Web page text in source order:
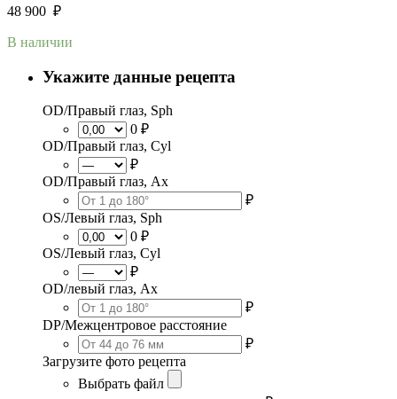
48 900 ₽
В наличии
Укажите данные рецепта
OD/Правый глаз, Sph
0 ₽
OD/Правый глаз, Cyl
₽
OD/Правый глаз, Ax
₽
OS/Левый глаз, Sph
0 ₽
OS/Левый глаз, Cyl
₽
OD/левый глаз, Ax
₽
DP/Межцентровое расстояние
₽
Загрузите фото рецепта
Выбрать файл